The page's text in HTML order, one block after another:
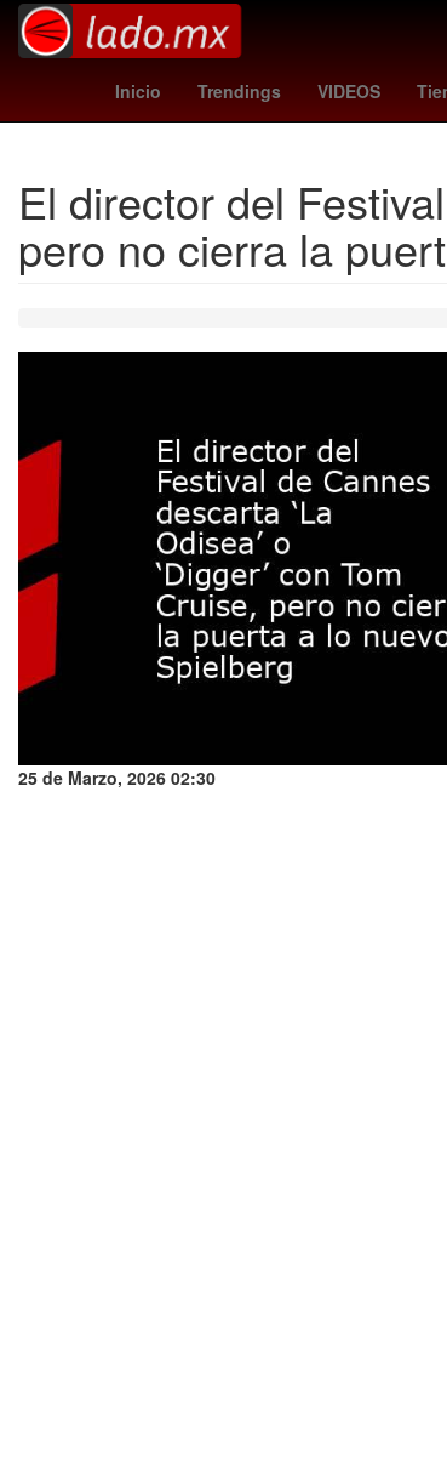
Inicio Trendings VIDEOS
Star Wars Inter de Milán
El director del
pero no cierra la
25 de Marzo, 2026 02:30